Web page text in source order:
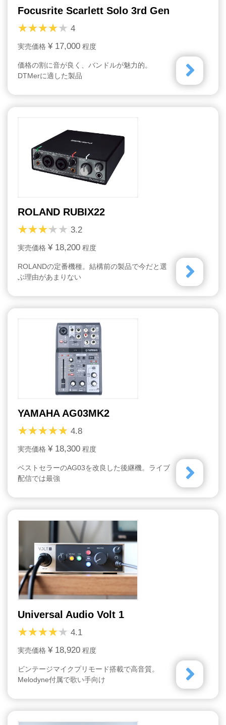
Focusrite Scarlett Solo 3rd Gen
4
実売価格 ¥ 17,000 程度
価格の割に音が良く、バンドルが魅力的。
DTMerに適した製品
ROLAND RUBIX22
3.2
実売価格 ¥ 18,200 程度
ROLANDの定番機種。結構前の製品で今だと選
ぶ理由があまりない
YAMAHA AG03MK2
4.8
実売価格 ¥ 18,300 程度
ベストセラーのAG03を改良した後継機。ライブ
配信では最強
Universal Audio Volt 1
4.1
実売価格 ¥ 18,920 程度
ビンテージマイクプリモード搭載で高音質。
Melodyne付属で歌い手向け